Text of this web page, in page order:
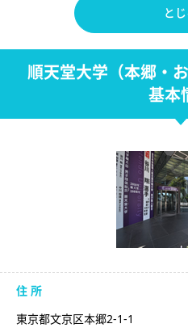
と
順天堂大学（本郷・
基本
住 所
東京都文京区本郷2-1-1